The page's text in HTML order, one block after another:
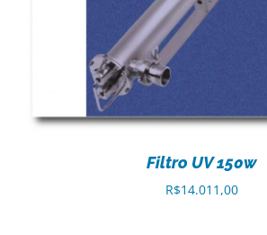
Filtro UV 150w
R$14.011,00